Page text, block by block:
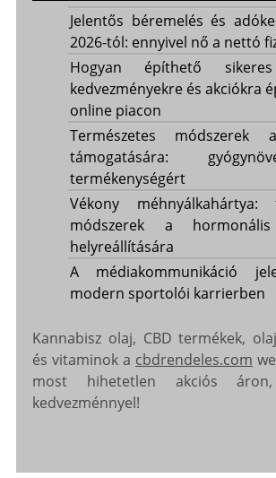
Jelentős béremelés és
2026-tól: ennyivel nő a nettó
Hogyan építhető
kedvezményekre és akciókra
online piacon
Természetes módszerek
támogatására:
termékenységért
Vékony méhnyálkahártya:
módszerek a hormonális
helyreállítására
A médiakommunikáció
modern sportolói karrierben
Kannabisz olaj, CBD termékek,
és vitaminok a cbdrendeles.com
most hihetetlen akciós
kedvezménnyel!